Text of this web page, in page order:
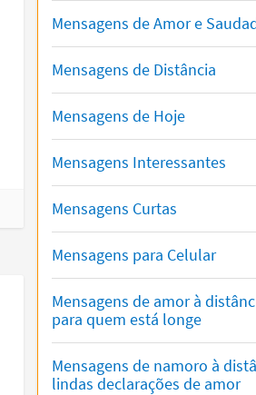
Mensagens de Amor e
Mensagens de Distância
Mensagens de Hoje
Mensagens Interessantes
Mensagens Curtas
Mensagens para Celular
Mensagens de amor à
para quem está longe
Mensagens de namoro à
lindas declarações de amor